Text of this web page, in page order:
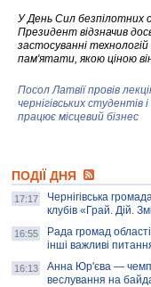
У День Сил безпілотних
Президент відзначив
застосуванні
пам'ятати, якою ціною
Посол Латвії провів
чернігівських студентів
працює місцевий бізнес
колекцію про війну,
AB InBev Efes Україна
навчальний проєкт
школа", спрямований на
підприємництва у
ПОДІЇ ДНЯ
17:17
Чернігівська
клубів «Грай. Дій.
16:55
Рада громад
інші важливі
16:13
Анна Юр'єва —
веслування на